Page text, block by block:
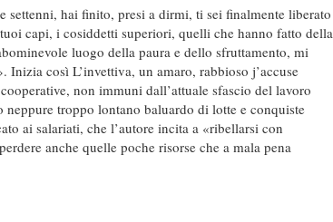
settenni, hai finito, presi a dirmi, ti sei finalmente liberato
capi, i cosiddetti superiori, quelli che hanno fatto della
luogo della paura e dello sfruttamento, mi
Inizia così L’invettiva, un amaro, rabbioso j’accuse
non immuni dall’attuale sfascio del lavoro
neppure troppo lontano baluardo di lotte e conquiste
ai salariati, che l’autore incita a «ribellarsi con
anche quelle poche risorse che a mala pena